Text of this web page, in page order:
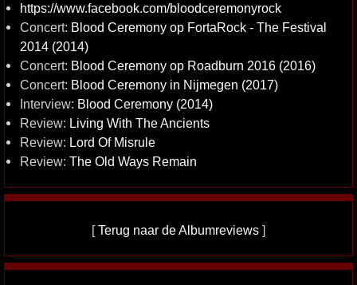
https://www.facebook.com/bloodceremonyrock
Concert: Blood Ceremony op FortaRock - The Festival
2014 (2014)
Concert: Blood Ceremony op Roadburn 2016 (2016)
Concert: Blood Ceremony in Nijmegen (2017)
Interview: Blood Ceremony (2014)
Review: Living With The Ancients
Review: Lord Of Misrule
Review: The Old Ways Remain
[Terug naar de Albumreviews ]